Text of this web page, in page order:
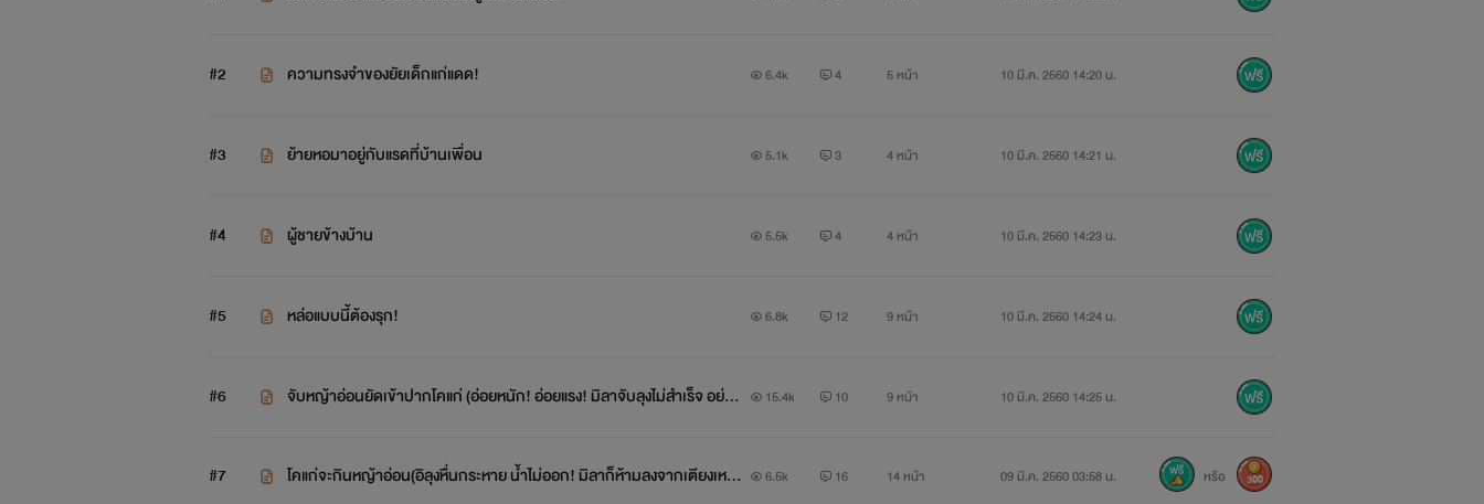
มีคนเคยกล่าวไว้ว่า
#2 ความทรงจำของยัยเด็กแก่แดด! 6.4k 4 5 หน้า 10 มี.ค. 2560 14:20 น.
#3 ย้ายหอมาอยู่กับแรดที่บ้านเพื่อน 5.1k 3 4 หน้า 10 มี.ค. 2560 14:21 น.
#4 ผู้ชายข้างบ้าน 5.5k 4 4 หน้า 10 มี.ค. 2560 14:23 น.
#5 หล่อแบบนี้ต้องรุก! 6.8k 12 9 หน้า 10 มี.ค. 2560 14:24 น.
#6
จับหญ้าอ่อนยัดเข้าปากโคแก่ (อ่อยหนัก! อ่อยแรง! มิลาจับลุงไม่สำเร็จ อย่าห
15.4k 10 9 หน้า 10 มี.ค. 2560 14:25 น.
#7
โคแก่จะกินหญ้าอ่อน(อิลุงหื่นกระหาย น้ำไม่ออก! มิลาก็ห้ามลงจากเตียงเหมือ
6.5k 16 14 หน้า 09 มี.ค. 2560 03:58 น. หรือ 300